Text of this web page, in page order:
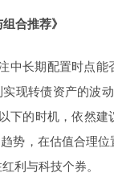
合推荐》
中长期配置时点
现转债资产的波
下的时机，依然
势，在估值合理
利与科技个券。